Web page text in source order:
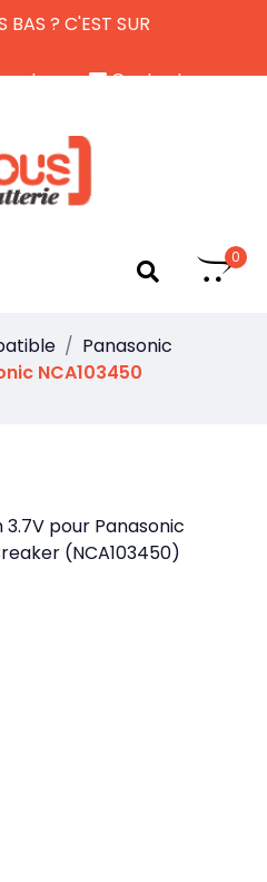
BAS ? C'EST SUR
retour
Contactez-nous
0
Panasonic
NCA103450